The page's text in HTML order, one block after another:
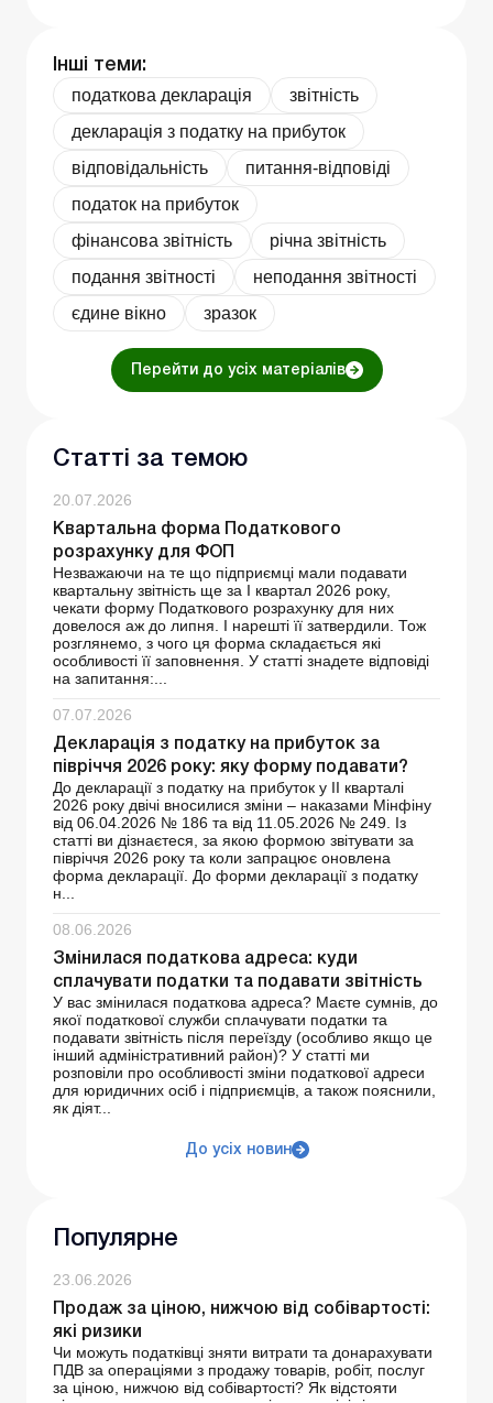
Інші теми:
податкова декларація
звітність
декларація з податку на прибуток
відповідальність
питання-відповіді
податок на прибуток
фінансова звітність
річна звітність
подання звітності
неподання звітності
єдине вікно
зразок
Перейти до усіх матеріалів
Статті за темою
20.07.2026
Квартальна форма Податкового
розрахунку для ФОП
Незважаючи на те що підприємці мали подавати
квартальну звітність ще за І квартал 2026 року,
чекати форму Податкового розрахунку для них
довелося аж до липня. І нарешті її затвердили. Тож
розглянемо, з чого ця форма складається які
особливості її заповнення. У статті знадете відповіді
на запитання:...
07.07.2026
Декларація з податку на прибуток за
півріччя 2026 року: яку форму подавати?
До декларації з податку на прибуток у ІІ кварталі
2026 року двічі вносилися зміни – наказами Мінфіну
від 06.04.2026 № 186 та від 11.05.2026 № 249. Із
статті ви дізнаєтеся, за якою формою звітувати за
півріччя 2026 року та коли запрацює оновлена
форма декларації. До форми декларації з податку
н...
08.06.2026
Змінилася податкова адреса: куди
сплачувати податки та подавати звітність
У вас змінилася податкова адреса? Маєте сумнів, до
якої податкової служби сплачувати податки та
подавати звітність після переїзду (особливо якщо це
інший адміністративний район)? У статті ми
розповіли про особливості зміни податкової адреси
для юридичних осіб і підприємців, а також пояснили,
як діят...
До усіх новин
Популярне
23.06.2026
Продаж за ціною, нижчою від собівартості:
які ризики
Чи можуть податківці зняти витрати та донарахувати
ПДВ за операціями з продажу товарів, робіт, послуг
за ціною, нижчою від собівартості? Як відстояти